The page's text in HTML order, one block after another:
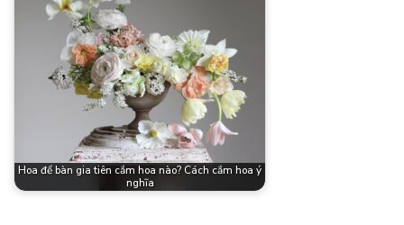
Hoa để bàn gia tiên cắm hoa nào? Cách cắm hoa ý
nghĩa